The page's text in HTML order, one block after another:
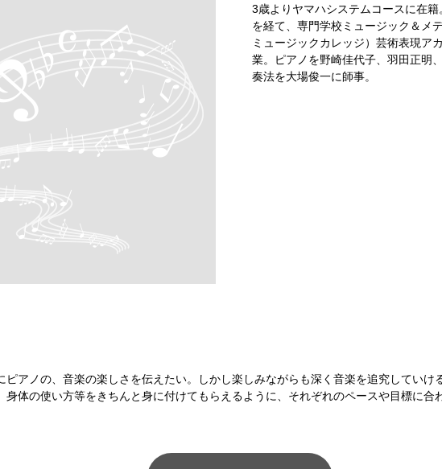
3歳よりヤマハシステムコースに在
を経て、専門学校ミュージック＆メ
ミュージックカレッジ）芸術表現ア
業。ピアノを野崎佳代子、羽田正明
奏法を大場俊一に師事。
ピアノの、音楽の楽しさを伝えたい。しかし楽しみながらも深く音楽を追究していけ
身体の使い方等をきちんと身に付けてもらえるように、それぞれのペースや目標に合